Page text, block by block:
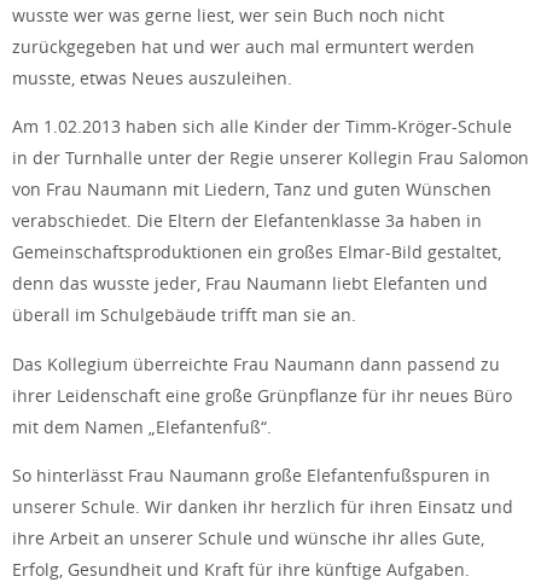
wusste wer was gerne liest, wer sein Buch noch nicht
zurückgegeben hat und wer auch mal ermuntert werden
musste, etwas Neues auszuleihen.
Am 1.02.2013 haben sich alle Kinder der Timm-Kröger-Schule
in der Turnhalle unter der Regie unserer Kollegin Frau Salomon
von Frau Naumann mit Liedern, Tanz und guten Wünschen
verabschiedet. Die Eltern der Elefantenklasse 3a haben in
Gemeinschaftsproduktionen ein großes Elmar-Bild gestaltet,
denn das wusste jeder, Frau Naumann liebt Elefanten und
überall im Schulgebäude trifft man sie an.
Das Kollegium überreichte Frau Naumann dann passend zu
ihrer Leidenschaft eine große Grünpflanze für ihr neues Büro
mit dem Namen „Elefantenfuß“.
So hinterlässt Frau Naumann große Elefantenfußspuren in
unserer Schule. Wir danken ihr herzlich für ihren Einsatz und
ihre Arbeit an unserer Schule und wünsche ihr alles Gute,
Erfolg, Gesundheit und Kraft für ihre künftige Aufgaben.